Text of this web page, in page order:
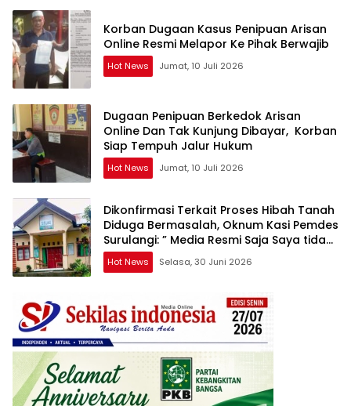
Korban Dugaan Kasus Penipuan Arisan
Online Resmi Melapor Ke Pihak Berwajib
Hot News Jumat, 10 Juli 2026
Dugaan Penipuan Berkedok Arisan
Online Dan Tak Kunjung Dibayar, Korban
Siap Tempuh Jalur Hukum
Hot News Jumat, 10 Juli 2026
Dikonfirmasi Terkait Proses Hibah Tanah
Diduga Bermasalah, Oknum Kasi Pemdes
Surulangi: ” Media Resmi Saja Saya tidak
Takut apalagi Media Abal Abal Seperti
Kalian”
Hot News Selasa, 30 Juni 2026